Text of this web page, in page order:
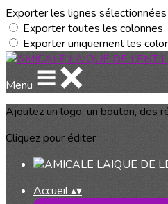
Exporter les lignes sélectionnées
Exporter toutes les colonnes
Exporter uniquement les
Menu
Ajoutez un logo, un bouton, des
Cliquez pour éditer
Accueil▴▾